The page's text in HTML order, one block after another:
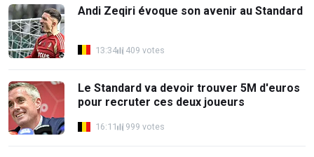
Andi Zeqiri évoque son avenir au Standard
13:34 409 votes
Le Standard va devoir trouver 5M d'euros
pour recruter ces deux joueurs
16:11 999 votes